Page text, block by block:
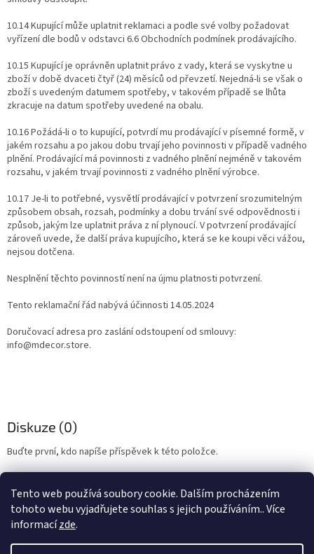
Tento web používá soubory cookie. Dalším procházením
tohoto webu vyjadřujete souhlas s jejich používáním.. Více
informacízde.
10.14 Kupující může uplatnit reklamaci a podle své volby požadovat
vyřízení dle bodů v odstavci 6.6 Obchodních podmínek prodávajícího.
10.15 Kupující je oprávněn uplatnit právo z vady, která se vyskytne u
zboží v době dvaceti čtyř (24) měsíců od převzetí. Nejedná-li se však o
zboží s uvedeným datumem spotřeby, v takovém případě se lhůta
zkracuje na datum spotřeby uvedené na obalu.
10.16 Požádá-li o to kupující, potvrdí mu prodávající v písemné formě, v
jakém rozsahu a po jakou dobu trvají jeho povinnosti v případě vadného
plnění. Prodávající má povinnosti z vadného plnění nejméně v takovém
rozsahu, v jakém trvají povinnosti z vadného plnění výrobce.
10.17 Je-li to potřebné, vysvětlí prodávající v potvrzení srozumitelným
způsobem obsah, rozsah, podmínky a dobu trvání své odpovědnosti i
způsob, jakým lze uplatnit práva z ní plynoucí. V potvrzení prodávající
zároveň uvede, že další práva kupujícího, která se ke koupi věci vážou,
nejsou dotčena.
Nesplnění těchto povinností není na újmu platnosti potvrzení.
Tento reklamační řád nabývá účinnosti ​14.05.2024
Doručovací adresa pro zaslání odstoupení od smlouvy: ​
info@mdecor.store.
Diskuze (0)
Buďte první, kdo napíše příspěvek k této položce.